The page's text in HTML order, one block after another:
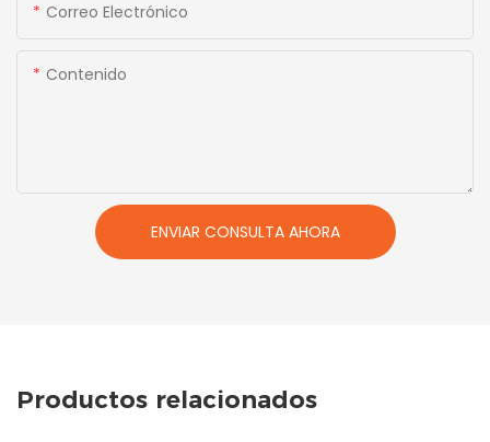
Correo Electrónico
Contenido
ENVIAR CONSULTA AHORA
Productos relacionados